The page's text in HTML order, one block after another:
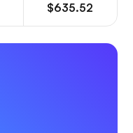
$635.52